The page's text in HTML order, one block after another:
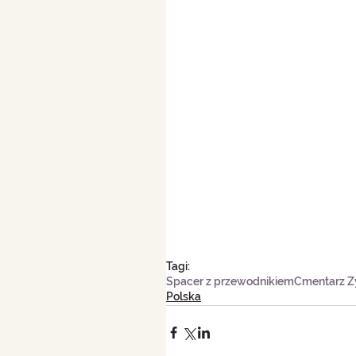
Tagi:
Spacer z przewodnikiemCmentarz
Polska